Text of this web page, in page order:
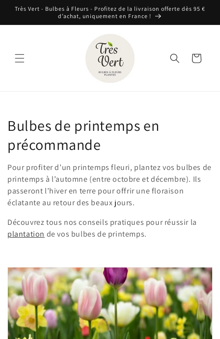
passer
Très Vert - Bulbes à Fleurs - Profitez de la livraison offerte dès 95 €
d’achat, uniquement en France !
Panier
C
o
l
l
e
c
t
o
n
:
Bulbes de printemps en
précommande
Pour profiter d’un printemps fleuri, plantez vos bulbes de
printemps à l’automne (entre octobre et décembre). Ils
passeront l’hiver en terre pour offrir une floraison
éclatante au retour des beaux jours.
Découvrez tous nos conseils pratiques pour réussir la
plantation de vos bulbes de printemps.